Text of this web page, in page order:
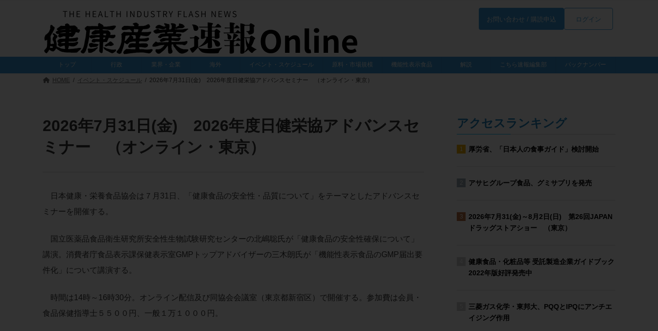
へ
キ
ョ
に
お問い合わせ / 購読申込 ログイン
トップ 行政 業界・企業 海外 イベント・スケジュール 原料・市場規模 機能性表示食品 解説 こちら速報編集部 バックナンバー
HOME イベント・スケジュール 2026年7月31日(金) 2026年度日健栄協アドバンスセミナー （オンライン・東京）
2026年7月31日(金) 2026年度日健栄協アドバンスセ
ミナー （オンライン・東京）
日本健康・栄養食品協会は７月31日、「健康食品の安全性・品質について」をテーマとしたアドバンスセ
ミナーを開催する。
国立医薬品食品衛生研究所安全性生物試験研究センターの北嶋聡氏が「健康食品の安全性確保について」
講演。消費者庁食品表示課保健表示室GMPトップアドバイザーの三木朗氏が「機能性表示食品のGMP届出要
件化」について講演する。
時間は14時～16時30分。オンライン配信及び同協会会議室（東京都新宿区）で開催する。参加費は会員・
食品保健指導士５５００円、一般１万１０００円。
アクセスランキング